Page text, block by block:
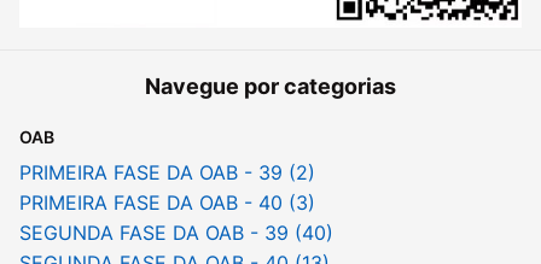
Navegue por categorias
OAB
PRIMEIRA FASE DA OAB - 39 (2)
PRIMEIRA FASE DA OAB - 40 (3)
SEGUNDA FASE DA OAB - 39 (40)